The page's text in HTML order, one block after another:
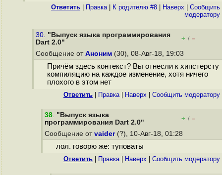
Ответить Правка| К родителю #8 Наверх
Cообщить
модератору
30. "Выпуск языка программирования
Dart 2.0"
+ / –
Сообщение от Аноним (30), 08-Авг-18, 19:03
Причём здесь контекст? Вы отнесли к хипстерсту
компиляцию на каждое изменение, хотя ничего
плохого в этом нет
Ответить Правка| Наверх Cообщить модератору
38. "Выпуск языка
программирования Dart 2.0"
+ / –
Сообщение от vaider(?), 10-Авг-18, 01:28
лол. говорю же: туповаты
Ответить Правка| Наверх Cообщить модератору